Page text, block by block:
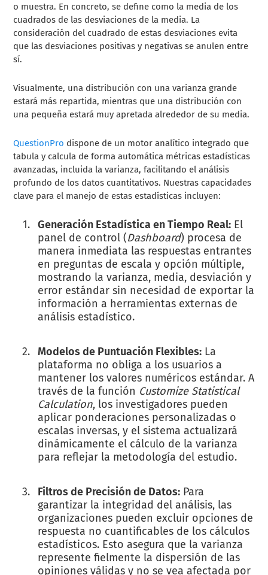
o muestra. En concreto, se define como la media de los
cuadrados de las desviaciones de la media. La
consideración del cuadrado de estas desviaciones evita
que las desviaciones positivas y negativas se anulen entre
sí.
Visualmente, una distribución con una varianza grande
estará más repartida, mientras que una distribución con
una pequeña estará muy apretada alrededor de su media.
QuestionPro dispone de un motor analítico integrado que
tabula y calcula de forma automática métricas estadísticas
avanzadas, incluida la varianza, facilitando el análisis
profundo de los datos cuantitativos. Nuestras capacidades
clave para el manejo de estas estadísticas incluyen:
Generación Estadística en Tiempo Real:El
panel de control (Dashboard) procesa de
manera inmediata las respuestas entrantes
en preguntas de escala y opción múltiple,
mostrando la varianza, media, desviación y
error estándar sin necesidad de exportar la
información a herramientas externas de
análisis estadístico.
Modelos de Puntuación Flexibles:La
plataforma no obliga a los usuarios a
mantener los valores numéricos estándar. A
través de la función Customize Statistical
Calculation, los investigadores pueden
aplicar ponderaciones personalizadas o
escalas inversas, y el sistema actualizará
dinámicamente el cálculo de la varianza
para reflejar la metodología del estudio.
Filtros de Precisión de Datos:Para
garantizar la integridad del análisis, las
organizaciones pueden excluir opciones de
respuesta no cuantificables de los cálculos
estadísticos. Esto asegura que la varianza
represente fielmente la dispersión de las
opiniones válidas y no se vea afectada por